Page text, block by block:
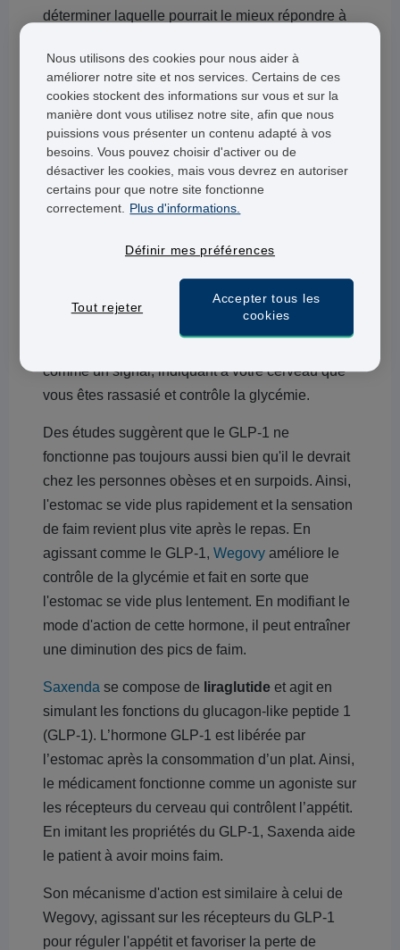
déterminer laquelle pourrait le mieux répondre à
Veuillez noter que cette page est disponible à titre
informatifet ne constitue pas un avis médical. Il
est recommandé de consulter un médecin avant
de commencer à prendre Wegovy ou Saxenda ou
tout autre médicament.
Leurs principes actifs
L'ingrédient actif de Wegovyest lesemaglutide
faim en se liant aux récepteurs GLP-1 du
pancréas et du cerveau. Le GLP-1 est libéré par
comme un signal, indiquant à votre cerveau que
vous êtes rassasié et contrôle la glycémie.
Des études suggèrent que le GLP-1 ne
fonctionne pas toujours aussi bien qu'il le devrait
chez les personnes obèses et en surpoids. Ainsi,
l'estomac se vide plus rapidement et la sensation
de faim revient plus vite après le repas. En
agissant comme le GLP-1, Wegovy améliore le
contrôle de la glycémie et fait en sorte que
l'estomac se vide plus lentement. En modifiant le
mode d'action de cette hormone, il peut entraîner
une diminution des pics de faim.
Saxenda se compose de liraglutide et agit en
simulant les fonctions du glucagon-like peptide 1
(GLP-1). L’hormone GLP-1 est libérée par
l’estomac après la consommation d’un plat. Ainsi,
le médicament fonctionne comme un agoniste sur
les récepteurs du cerveau qui contrôlent l’appétit.
En imitant les propriétés du GLP-1, Saxenda aide
le patient à avoir moins faim.
Son mécanisme d'action est similaire à celui de
Wegovy, agissant sur les récepteurs du GLP-1
pour réguler l'appétit et favoriser la perte de
Nous utilisons des cookies pour nous aider à
améliorer notre site et nos services. Certains de ces
cookies stockent des informations sur vous et sur la
manière dont vous utilisez notre site, afin que nous
puissions vous présenter un contenu adapté à vos
besoins. Vous pouvez choisir d'activer ou de
désactiver les cookies, mais vous devrez en autoriser
certains pour que notre site fonctionne
correctement. Plus d'informations.
Définir mes préférences
Tout rejeter
Accepter tous les
cookies